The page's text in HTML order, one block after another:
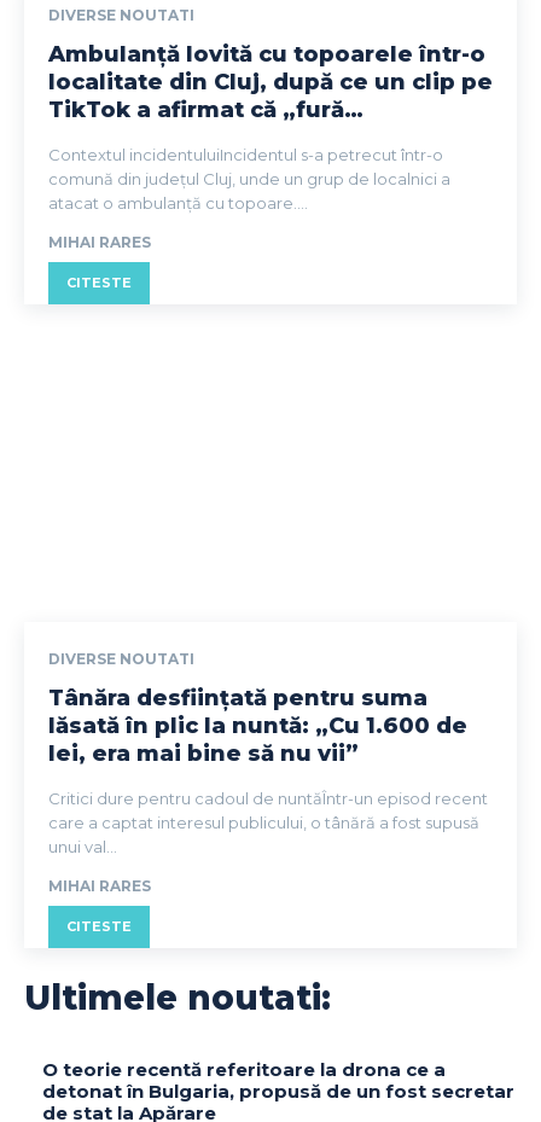
DIVERSE NOUTATI
Ambulanță lovită cu topoarele într-o
localitate din Cluj, după ce un clip pe
TikTok a afirmat că „fură…
Contextul incidentuluiIncidentul s-a petrecut într-o
comună din județul Cluj, unde un grup de localnici a
atacat o ambulanță cu topoare....
MIHAI RARES
CITESTE
DIVERSE NOUTATI
Tânăra desființată pentru suma
lăsată în plic la nuntă: „Cu 1.600 de
lei, era mai bine să nu vii”
Critici dure pentru cadoul de nuntăÎntr-un episod recent
care a captat interesul publicului, o tânără a fost supusă
unui val...
MIHAI RARES
CITESTE
Ultimele noutati:
O teorie recentă referitoare la drona ce a
detonat în Bulgaria, propusă de un fost secretar
de stat la Apărare